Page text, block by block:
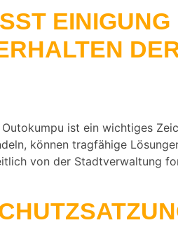
EINIGUNG
DER
ist ein wichtiges
können tragfähige
von der Stadtverwaltung